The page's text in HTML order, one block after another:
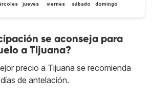
jueves viernes sábado domingo
se aconseja para
a Tijuana?
precio a Tijuana se recomienda
de antelación.